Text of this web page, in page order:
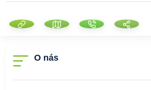
O nás